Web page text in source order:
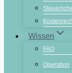
Wissen
FAQ
Operation